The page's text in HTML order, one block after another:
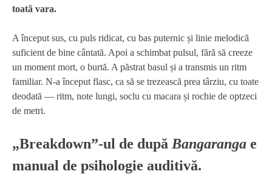
toată vara.
A început sus, cu puls ridicat, cu bas puternic și linie melodică
suficient de bine cântată. Apoi a schimbat pulsul, fără să creeze
un moment mort, o burtă. A păstrat basul și a transmis un ritm
familiar. N-a început flasc, ca să se trezească prea târziu, cu toate
deodată — ritm, note lungi, soclu cu macara și rochie de optzeci
de metri.
„Breakdown”-ul de după Bangaranga e
manual de psihologie auditivă.